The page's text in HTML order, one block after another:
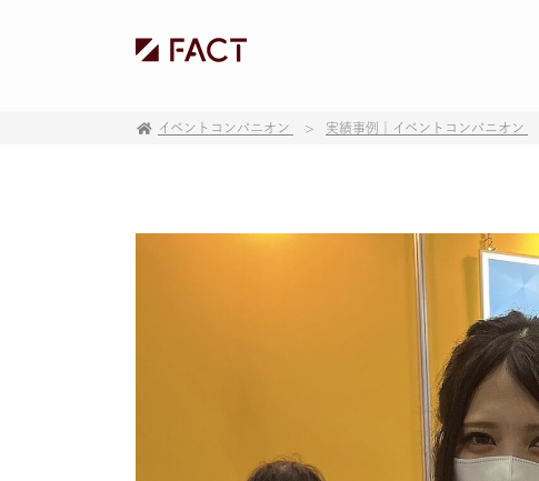
イベントコンパニオン 実績事例｜イベントコンパニオン